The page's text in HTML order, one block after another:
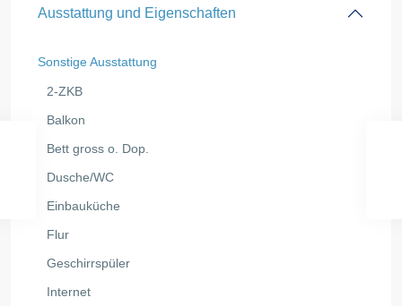
Ausstattung und Eigenschaften
Sonstige Ausstattung
2-ZKB
Balkon
Bett gross o. Dop.
Dusche/WC
Einbauküche
Flur
Geschirrspüler
Internet